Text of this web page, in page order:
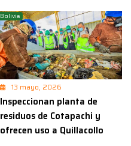
Bolivia
13 mayo, 2026
Inspeccionan planta de
residuos de Cotapachi y
ofrecen uso a Quillacollo